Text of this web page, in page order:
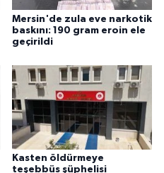
Mersin'de zula eve narkotik
baskını: 190 gram eroin ele
geçirildi
Kasten öldürmeye
teşebbüs şüphelisi